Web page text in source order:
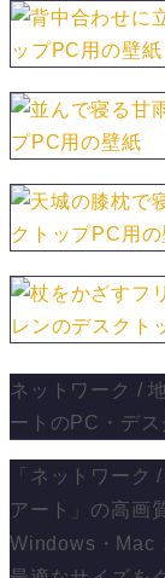
ネットワーク /
ートのPC・デ
「ネットワー
アート」の高画
Windows・Mac